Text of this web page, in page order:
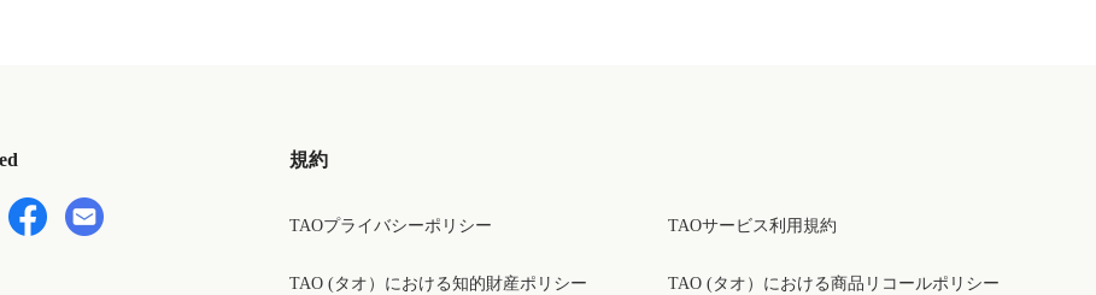
規約
TAOプライバシーポリシー
TAO (タオ）における知的財産ポリシー
TAOサービス利用規約
TAO (タオ）における商品リコールポリシー